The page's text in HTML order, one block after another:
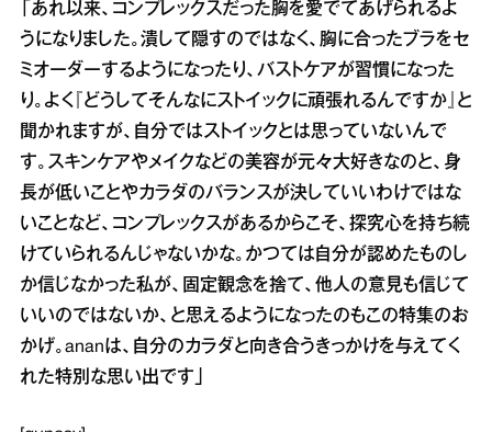
「あれ以来、コンプレックスだった胸を愛でてあげられるよ
うになりました。潰して隠すのではなく、胸に合ったブラをセ
ミオーダーするようになったり、バストケアが習慣になった
り。よく『どうしてそんなにストイックに頑張れるんですか』と
聞かれますが、自分ではストイックとは思っていないんで
す。スキンケアやメイクなどの美容が元々大好きなのと、身
長が低いことやカラダのバランスが決していいわけではな
いことなど、コンプレックスがあるからこそ、探究心を持ち続
けていられるんじゃないかな。かつては自分が認めたものし
か信じなかった私が、固定観念を捨て、他人の意見も信じて
いいのではないか、と思えるようになったのもこの特集のお
かげ。ananは、自分のカラダと向き合うきっかけを与えてく
れた特別な思い出です」